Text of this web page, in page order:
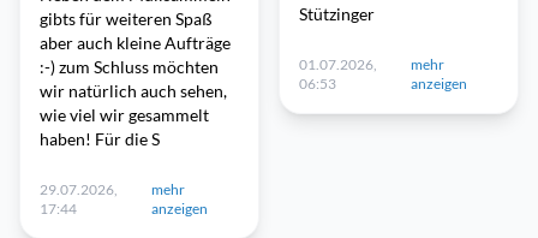
gibts für weiteren Spaß
aber auch kleine Aufträge
:-) zum Schluss möchten
wir natürlich auch sehen,
wie viel wir gesammelt
haben! Für die S
29.07.2026,
17:44
mehr
anzeigen
Stützinger
01.07.2026,
06:53
mehr
anzeigen